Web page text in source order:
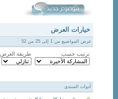
خيارات العرض
عرض المواضيع من 1 إلى 25 من 52
ترتيب حسب طريقة
أدوات المنتدى